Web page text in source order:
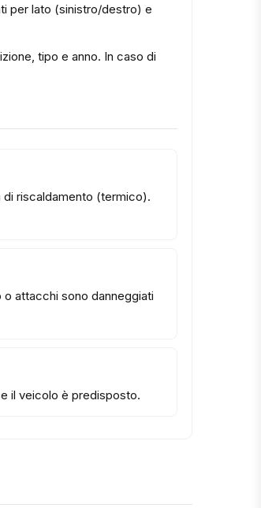
per lato (sinistro/destro) e
tipo e anno. In caso di
riscaldamento (termico).
attacchi sono danneggiati
il veicolo è predisposto.